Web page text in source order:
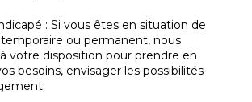
: Si vous êtes en situation de
ou permanent, nous
votre disposition pour prendre en
besoins, envisager les possibilités